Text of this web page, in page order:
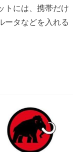
トには、携帯だけ
ータなどを入れる